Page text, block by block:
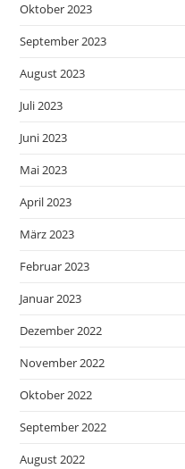
Oktober 2023
September 2023
August 2023
Juli 2023
Juni 2023
Mai 2023
April 2023
März 2023
Februar 2023
Januar 2023
Dezember 2022
November 2022
Oktober 2022
September 2022
August 2022